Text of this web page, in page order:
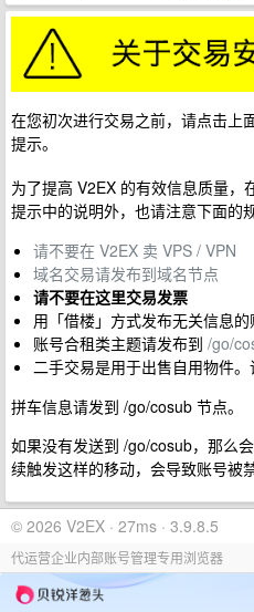
在您初次进行交易之前，请点击上
提示。
为了提高 V2EX 的有效信息质量
提示中的说明外，也请注意下面的规
请不要在 V2EX 卖 VPS / VPN
域名交易请发布到域名节点
请不要在这里交易发票
用「借楼」方式发布无关信息
账号合租类主题请发布到 /go/
二手交易是用于出售自用物件。
拼车信息请发到 /go/cosub 节点。
如果没有发送到 /go/cosub，那么
续触发这样的移动，会导致账号被禁
© 2026 V2EX · 27ms · 3.9.8.5
代运营企业内部账号管理专用浏览器